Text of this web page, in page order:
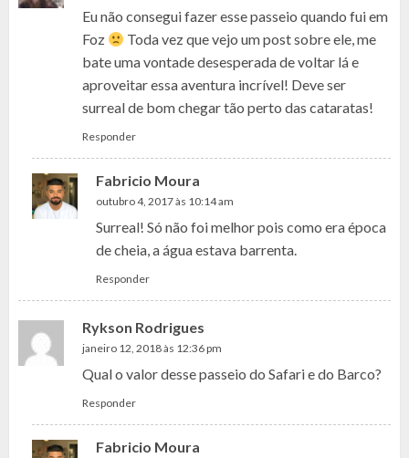
Eu não consegui fazer esse passeio quando fui em
Foz
Toda vez que vejo um post sobre ele, me
bate uma vontade desesperada de voltar lá e
aproveitar essa aventura incrível! Deve ser
surreal de bom chegar tão perto das cataratas!
Responder
Fabricio Moura
outubro 4, 2017 às 10:14 am
Surreal! Só não foi melhor pois como era época
de cheia, a água estava barrenta.
Responder
Rykson Rodrigues
janeiro 12, 2018 às 12:36 pm
Qual o valor desse passeio do Safari e do Barco?
Responder
Fabricio Moura